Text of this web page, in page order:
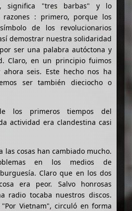
significa "tres barbas" y lo
razones : primero, porque los
de los revolucionarios
demostrar nuestra solidaridad
ser una palabra autóctona y
Claro, en un principio fuimos
seis. Este hecho nos ha
ser también dieciocho o
los primeros tiempos del
actividad era clandestina casi
las cosas han cambiado mucho.
en los medios de
Claro que en los dos
era peor. Salvo honrosas
radio tocaba nuestros discos.
Vietnam", circuló en forma